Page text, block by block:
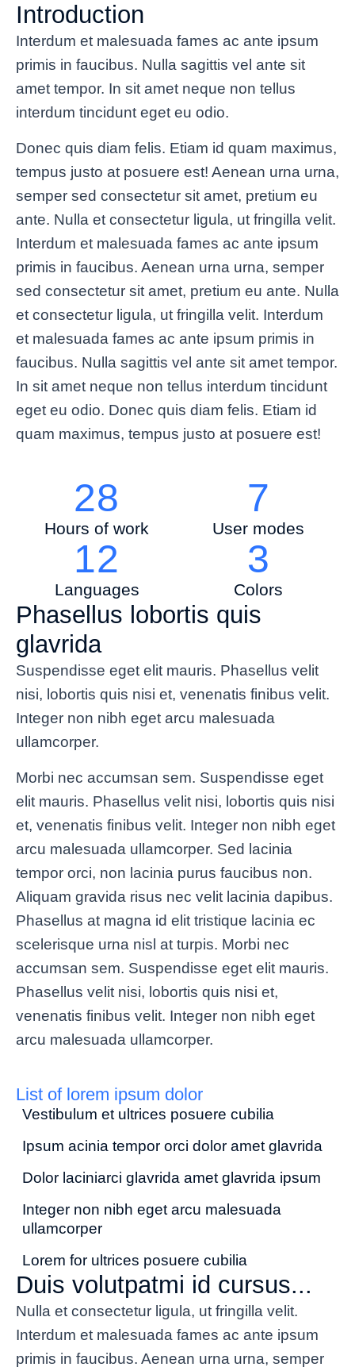
Introduction
Interdum et malesuada fames ac ante ipsum
primis in faucibus. Nulla sagittis vel ante sit
amet tempor. In sit amet neque non tellus
interdum tincidunt eget eu odio.
Donec quis diam felis. Etiam id quam maximus,
tempus justo at posuere est! Aenean urna urna,
semper sed consectetur sit amet, pretium eu
ante. Nulla et consectetur ligula, ut fringilla velit.
Interdum et malesuada fames ac ante ipsum
primis in faucibus. Aenean urna urna, semper
sed consectetur sit amet, pretium eu ante. Nulla
et consectetur ligula, ut fringilla velit. Interdum
et malesuada fames ac ante ipsum primis in
faucibus. Nulla sagittis vel ante sit amet tempor.
In sit amet neque non tellus interdum tincidunt
eget eu odio. Donec quis diam felis. Etiam id
quam maximus, tempus justo at posuere est!
28
Hours of work
7
User modes
12
Languages
3
Colors
Phasellus lobortis quis
glavrida
Suspendisse eget elit mauris. Phasellus velit
nisi, lobortis quis nisi et, venenatis finibus velit.
Integer non nibh eget arcu malesuada
ullamcorper.
Morbi nec accumsan sem. Suspendisse eget
elit mauris. Phasellus velit nisi, lobortis quis nisi
et, venenatis finibus velit. Integer non nibh eget
arcu malesuada ullamcorper. Sed lacinia
tempor orci, non lacinia purus faucibus non.
Aliquam gravida risus nec velit lacinia dapibus.
Phasellus at magna id elit tristique lacinia ec
scelerisque urna nisl at turpis. Morbi nec
accumsan sem. Suspendisse eget elit mauris.
Phasellus velit nisi, lobortis quis nisi et,
venenatis finibus velit. Integer non nibh eget
arcu malesuada ullamcorper.
List of lorem ipsum dolor
Vestibulum et ultrices posuere cubilia
Ipsum acinia tempor orci dolor amet glavrida
Dolor laciniarci glavrida amet glavrida ipsum
Integer non nibh eget arcu malesuada
ullamcorper
Lorem for ultrices posuere cubilia
Duis volutpatmi id cursus...
Nulla et consectetur ligula, ut fringilla velit.
Interdum et malesuada fames ac ante ipsum
primis in faucibus. Aenean urna urna, semper